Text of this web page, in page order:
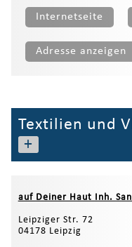
Internetseite
Adresse anzeigen
Textilien und
+
auf Deiner Haut Inh.
Leipziger Str. 72
04178 Leipzig